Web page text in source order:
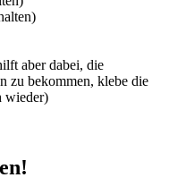
aber dabei, die
zu bekommen, klebe die
wieder)